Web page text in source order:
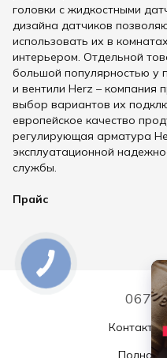
головки с жидкостными
дизайна датчиков
использовать их в
интерьером. Отдельной
большой популярностью у
и вентили Herz – компания
выбор вариантов их
европейское качество
регулирующая арматура
эксплуатационной
службы.
Прайс
067
Полная